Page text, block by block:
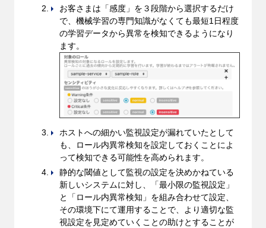
お客さまは「感度」を３段階から選択するだけ
で、機械学習の専⾨知識がなくても最短1⽇程度
の学習データから異常を検知できるようになり
ます。
ホストへの細かい監視設定が漏れていたとして
も、ロール内異常検知を設定しておくことによ
って検知できる可能性を⾼められます。
静的な閾値として監視の設定を決めかねている
新しいシステムに対し、「最⼩限の監視設定」
と「ロール内異常検知」を組み合わせて設定、
その環境下にて運⽤することで、より適切な監
視設定を⾒定めていくことの助けとすることが